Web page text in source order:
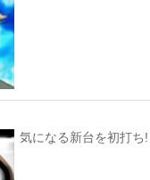
気になる新台を初打ち